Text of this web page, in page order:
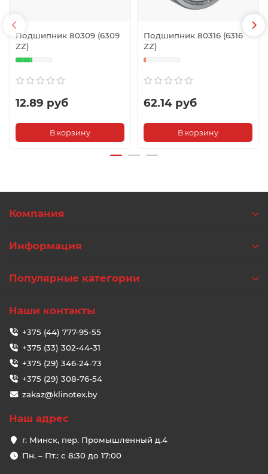
Подшипник 80309 (6309
ZZ)
12.89 руб
В корзину
Подшипник 80316 (6316
ZZ)
62.14 руб
В корзину
Компания
Информация
Популярные категории
Наши контакты
+375 (44) 777-95-55
+375 (33) 302-44-31
+375 (29) 346-24-73
+375 (29) 308-76-54
zakaz@klinotex.by
Наш адрес
г. Минск, пер. Промышленный д.4
Пн. – Пт.: с 8:30 до 17:00